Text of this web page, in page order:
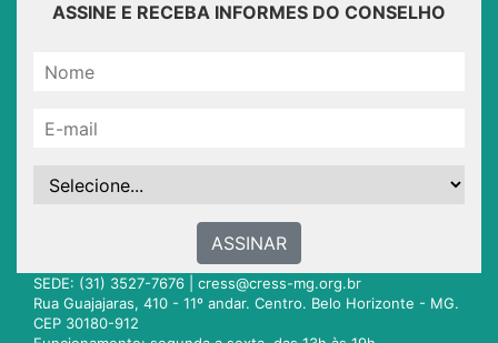
ASSINE E RECEBA INFORMES DO CONSELHO
ASSINAR
SEDE: (31) 3527-7676 | cress@cress-mg.org.br
Rua Guajajaras, 410 - 11º andar. Centro. Belo Horizonte - MG.
CEP 30180-912